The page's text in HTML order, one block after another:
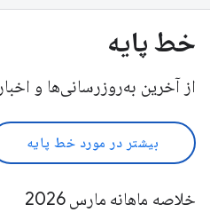
خط پایه
از آخرین به‌روزرسانی‌ها و اخبار
بیشتر در مورد خط پایه
خلاصه ماهانه مارس 2026